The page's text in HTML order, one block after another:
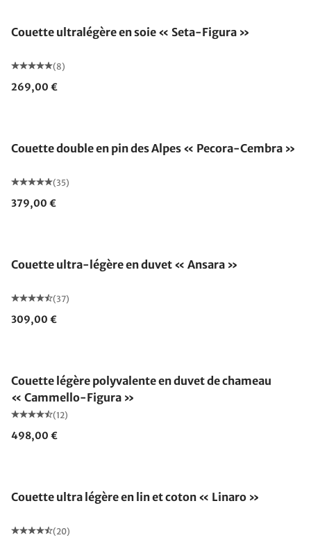
Couette ultralégère en soie « Seta-Figura »
(8)
269,00 €
Couette double en pin des Alpes « Pecora-Cembra »
(35)
379,00 €
Couette ultra-légère en duvet « Ansara »
(37)
309,00 €
Couette légère polyvalente en duvet de chameau
« Cammello-Figura »
(12)
498,00 €
Couette ultra légère en lin et coton « Linaro »
(20)